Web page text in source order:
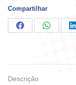
Compartilhar
Compartilhar
Descrição